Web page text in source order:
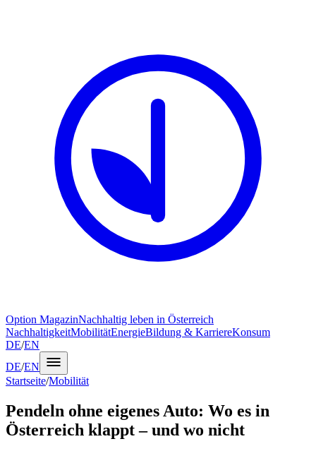
Option MagazinNachhaltig leben in Österreich
NachhaltigkeitMobilitätEnergieBildung & KarriereKonsum
DE/EN
DE/EN
Startseite/Mobilität
Pendeln ohne eigenes Auto: Wo es in
Österreich klappt – und wo nicht